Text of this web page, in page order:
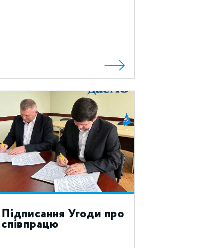
Підписання Угоди про
співпрацю